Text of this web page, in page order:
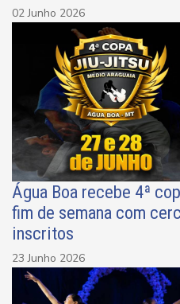
02 Junho 2026
Água Boa recebe 4ª
fim de semana com
inscritos
23 Junho 2026